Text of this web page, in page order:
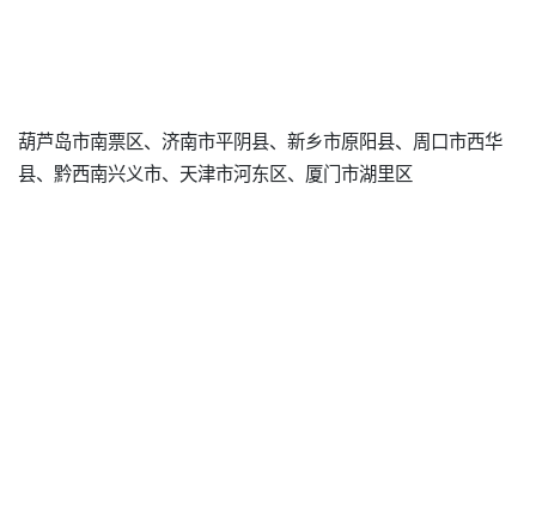
葫芦岛市南票区、济南市平阴县、新乡市原阳县、周口市西华
县、黔西南兴义市、天津市河东区、厦门市湖里区